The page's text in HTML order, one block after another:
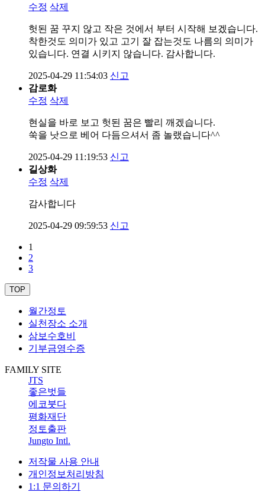
수정 삭제
헛된 꿈 꾸지 않고 작은 것에서 부터 시작해 보겠습니다.
착한것도 의미가 있고 고기 잘 잡는것도 나름의 의미가
있습니다. 연결 시키지 않습니다. 감사합니다.
2025-04-29 11:54:03 신고
감로화
수정 삭제
현실을 바로 보고 헛된 꿈은 빨리 깨겠습니다.
쑥을 낫으로 베어 다듬으셔서 좀 놀랬습니다^^
2025-04-29 11:19:53 신고
길상화
수정 삭제
감사합니다
2025-04-29 09:59:53 신고
1
2
3
TOP
월간정토
실천장소 소개
삼보수호비
기부금영수증
FAMILY SITE
JTS
좋은벗들
에코붓다
평화재단
정토출판
Jungto Intl.
저작물 사용 안내
개인정보처리방침
1:1 문의하기